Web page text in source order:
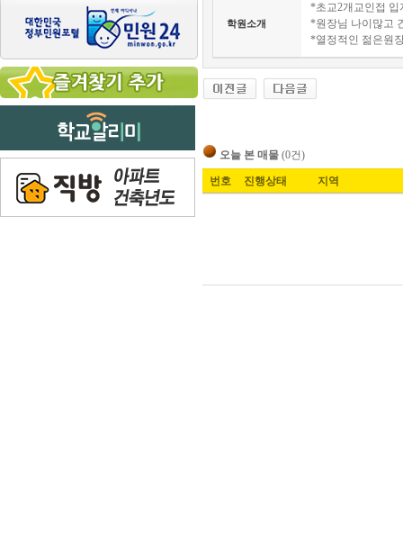
학원소개
*초교2개교인접 입
*원장님 나이많고
*열정적인 젊은원
오늘 본 매물 (0건)
번호 진행상태 지역